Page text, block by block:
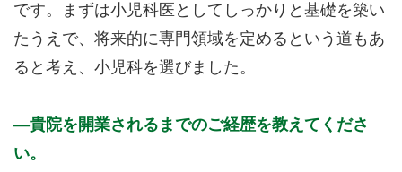
です。まずは小児科医としてしっかりと基礎を築い
たうえで、将来的に専門領域を定めるという道もあ
ると考え、小児科を選びました。
貴院を開業されるまでのご経歴を教えてくださ
い。